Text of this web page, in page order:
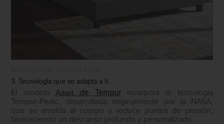
3. Tecnología que se adapta a ti
El modelo Adapt de Tempurincorpora la tecnología
Tempur-Pedic, desarrollada originalmente por la NASA,
que se amolda al cuerpo y reduce puntos de presión,
favoreciendo un descanso profundo y personalizado.